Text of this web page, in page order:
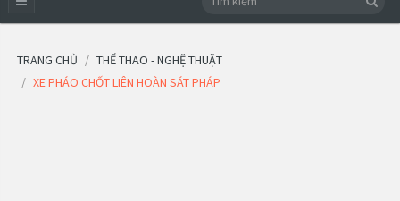
TRANG CHỦ
THỂ THAO - NGHỆ THUẬT
XE PHÁO CHỐT LIÊN HOÀN SÁT PHÁP